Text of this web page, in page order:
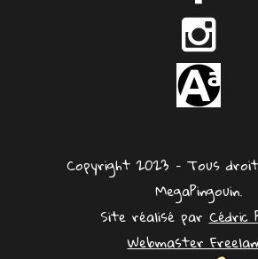
Copyright 2023 – Tous
MegaPingouin.
Site réalisé parCédric
Webmaster